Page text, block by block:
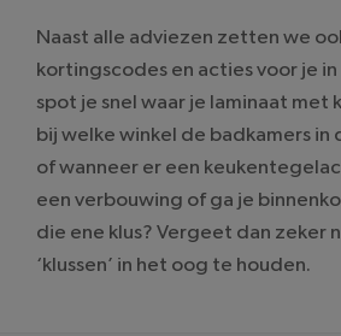
Naast alle adviezen zetten we
kortingscodes en acties voor je
spot je snel waar je laminaat met
bij welke winkel de badkamers in
of wanneer er een
een verbouwing of ga je
die ene klus? Vergeet dan zeker
‘klussen’ in het oog te houden.